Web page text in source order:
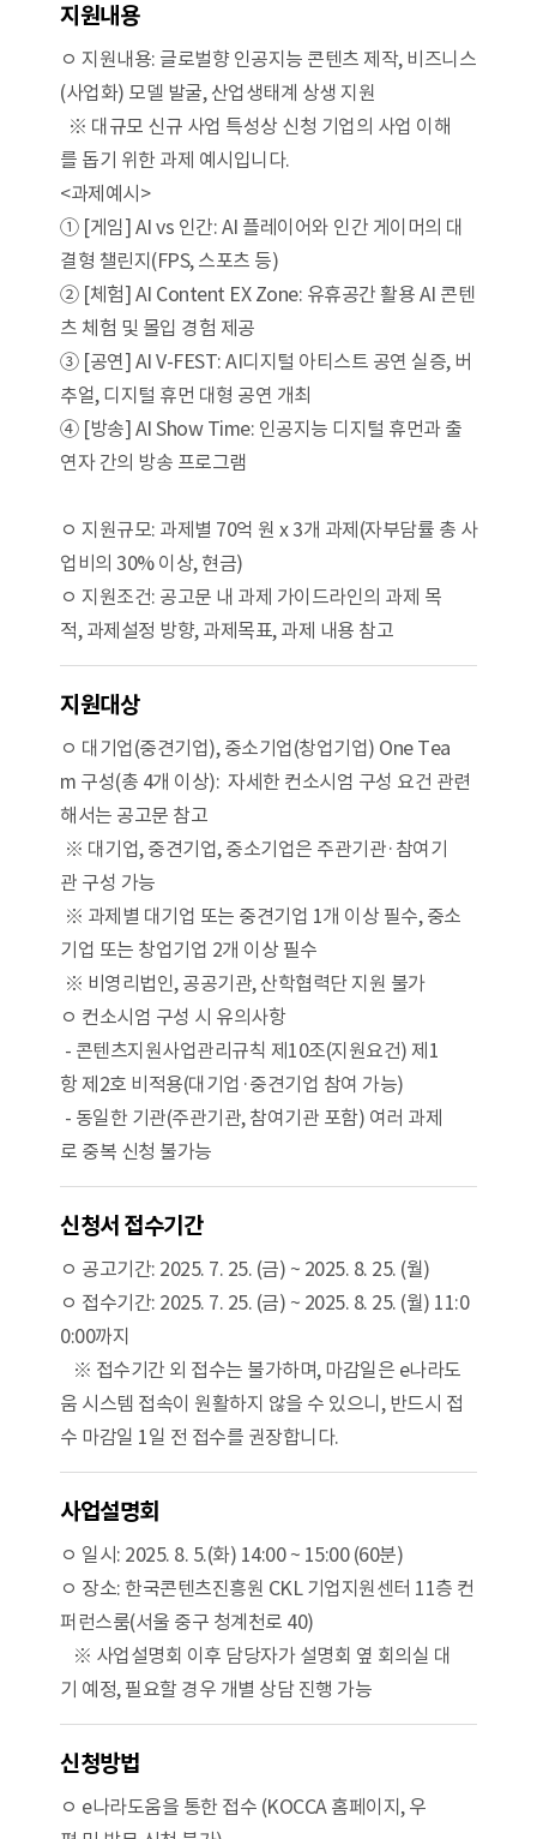
지원내용
ㅇ 지원내용: 글로벌향 인공지능 콘텐츠 제작, 비즈니스
(사업화) 모델 발굴, 산업생태계 상생 지원
※ 대규모 신규 사업 특성상 신청 기업의 사업 이해
를 돕기 위한 과제 예시입니다.
<과제예시>
① [게임] AI vs 인간: AI 플레이어와 인간 게이머의 대
결형 챌린지(FPS, 스포츠 등)
② [체험] AI Content EX Zone: 유휴공간 활용 AI 콘텐
츠 체험 및 몰입 경험 제공
③ [공연] AI V-FEST: AI디지털 아티스트 공연 실증, 버
추얼, 디지털 휴먼 대형 공연 개최
④ [방송] AI Show Time: 인공지능 디지털 휴먼과 출
연자 간의 방송 프로그램
ㅇ 지원규모: 과제별 70억 원 x 3개 과제(자부담률 총 사
업비의 30% 이상, 현금)
ㅇ 지원조건: 공고문 내 과제 가이드라인의 과제 목
적, 과제설정 방향, 과제목표, 과제 내용 참고
지원대상
ㅇ 대기업(중견기업), 중소기업(창업기업) One Tea
m 구성(총 4개 이상): 자세한 컨소시엄 구성 요건 관련
해서는 공고문 참고
※ 대기업, 중견기업, 중소기업은 주관기관·참여기
관 구성 가능
※ 과제별 대기업 또는 중견기업 1개 이상 필수, 중소
기업 또는 창업기업 2개 이상 필수
※ 비영리법인, 공공기관, 산학협력단 지원 불가
ㅇ 컨소시엄 구성 시 유의사항
- 콘텐츠지원사업관리규칙 제10조(지원요건) 제1
항 제2호 비적용(대기업·중견기업 참여 가능)
- 동일한 기관(주관기관, 참여기관 포함) 여러 과제
로 중복 신청 불가능
신청서 접수기간
ㅇ 공고기간: 2025. 7. 25. (금) ~ 2025. 8. 25. (월)
ㅇ 접수기간: 2025. 7. 25. (금) ~ 2025. 8. 25. (월) 11:0
0:00까지
※ 접수기간 외 접수는 불가하며, 마감일은 e나라도
움 시스템 접속이 원활하지 않을 수 있으니, 반드시 접
수 마감일 1일 전 접수를 권장합니다.
사업설명회
ㅇ 일시: 2025. 8. 5.(화) 14:00 ~ 15:00 (60분)
ㅇ 장소: 한국콘텐츠진흥원 CKL 기업지원센터 11층 컨
퍼런스룸(서울 중구 청계천로 40)
※ 사업설명회 이후 담당자가 설명회 옆 회의실 대
기 예정, 필요할 경우 개별 상담 진행 가능
신청방법
ㅇ e나라도움을 통한 접수 (KOCCA 홈페이지, 우